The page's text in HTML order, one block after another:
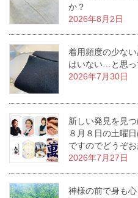
か？
2026年8月2日
着用頻度の少な
はいない…と思っ
2026年7月30日
新しい発見を見
８月８日の土曜
ですのでどうぞ
2026年7月27日
神様の前で身も